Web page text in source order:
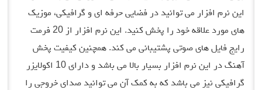
این نرم افزار می توانید در فضایی حرفه ای و گرافیکی، موزیک
های مورد علاقه خود را پخش کنید. این نرم افزار از 20 فرمت
رایج فایل های صوتی پشتیبانی می کند. همچنین کیفیت پخش
آهنگ در این نرم افزار بسیار بالا می باشد و دارای 10 اکولایزر
گرافیکی نیز می باشد که به کمک آن می توانید صدای خروجی را